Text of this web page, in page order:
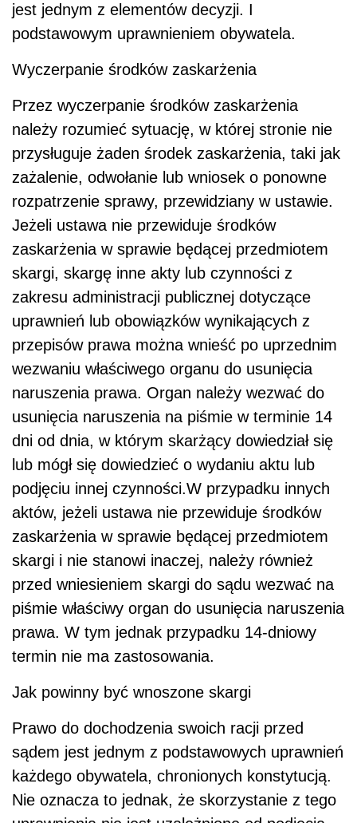
jest jednym z elementów decyzji. I
podstawowym uprawnieniem obywatela.
Wyczerpanie środków zaskarżenia
Przez wyczerpanie środków zaskarżenia
należy rozumieć sytuację, w której stronie nie
przysługuje żaden środek zaskarżenia, taki jak
zażalenie, odwołanie lub wniosek o ponowne
rozpatrzenie sprawy, przewidziany w ustawie.
Jeżeli ustawa nie przewiduje środków
zaskarżenia w sprawie będącej przedmiotem
skargi, skargę inne akty lub czynności z
zakresu administracji publicznej dotyczące
uprawnień lub obowiązków wynikających z
przepisów prawa można wnieść po uprzednim
wezwaniu właściwego organu do usunięcia
naruszenia prawa. Organ należy wezwać do
usunięcia naruszenia na piśmie w terminie 14
dni od dnia, w którym skarżący dowiedział się
lub mógł się dowiedzieć o wydaniu aktu lub
podjęciu innej czynności.W przypadku innych
aktów, jeżeli ustawa nie przewiduje środków
zaskarżenia w sprawie będącej przedmiotem
skargi i nie stanowi inaczej, należy również
przed wniesieniem skargi do sądu wezwać na
piśmie właściwy organ do usunięcia naruszenia
prawa. W tym jednak przypadku 14-dniowy
termin nie ma zastosowania.
Jak powinny być wnoszone skargi
Prawo do dochodzenia swoich racji przed
sądem jest jednym z podstawowych uprawnień
każdego obywatela, chronionych konstytucją.
Nie oznacza to jednak, że skorzystanie z tego